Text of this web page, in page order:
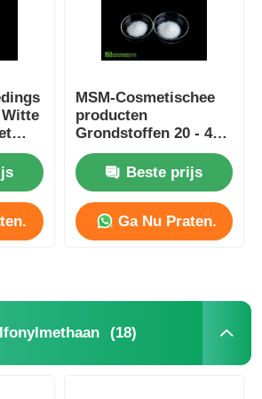
MSM-Cosmetischee
producten
Grondstoffen 20 - 40
Mesh For Skin
WhiteningBeste prijs
Ga Nu Praten.
(18)